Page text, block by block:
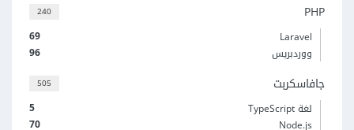
240 PHP
69
Laravel
96
ووردبريس
505 جافاسكربت
5
لغة TypeScript
70
Node.js